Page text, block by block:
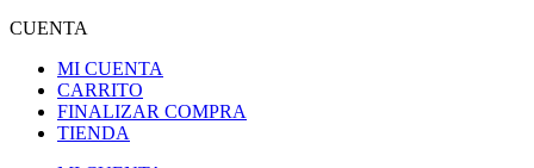
CUENTA
MI CUENTA
CARRITO
FINALIZAR COMPRA
TIENDA